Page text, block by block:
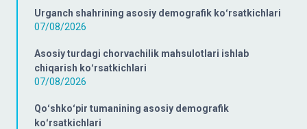
Urganch shahrining asosiy demografik koʻrsatkichlari
07/08/2026
Asosiy turdagi chorvachilik mahsulotlari ishlab
chiqarish koʻrsatkichlari
07/08/2026
Qoʻshkoʻpir tumanining asosiy demografik
koʻrsatkichlari